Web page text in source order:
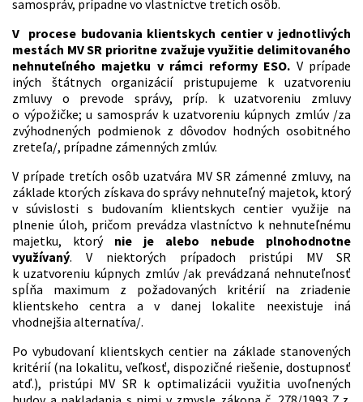
samospráv, prípadne vo vlastníctve tretích osôb.
V procese budovania klientskych centier v jednotlivých
mestách MV SR prioritne zvažuje využitie delimitovaného
nehnuteľného majetku v rámci reformy ESO. V prípade
iných štátnych organizácií pristupujeme k uzatvoreniu
zmluvy o prevode správy, príp. k uzatvoreniu zmluvy
o výpožičke; u samospráv k uzatvoreniu kúpnych zmlúv /za
zvýhodnených podmienok z dôvodov hodných osobitného
zreteľa/, prípadne zámenných zmlúv.
V prípade tretích osôb uzatvára MV SR zámenné zmluvy, na
základe ktorých získava do správy nehnuteľný majetok, ktorý
v súvislosti s budovaním klientskych centier využije na
plnenie úloh, pričom prevádza vlastníctvo k nehnuteľnému
majetku, ktorý nie je alebo nebude plnohodnotne
využívaný. V niektorých prípadoch pristúpi MV SR
k uzatvoreniu kúpnych zmlúv /ak prevádzaná nehnuteľnosť
spĺňa maximum z požadovaných kritérií na zriadenie
klientskeho centra a v danej lokalite neexistuje iná
vhodnejšia alternatíva/.
Po vybudovaní klientskych centier na základe stanovených
kritérií (na lokalitu, veľkosť, dispozičné riešenie, dostupnosť
atď.), pristúpi MV SR k optimalizácii využitia uvoľnených